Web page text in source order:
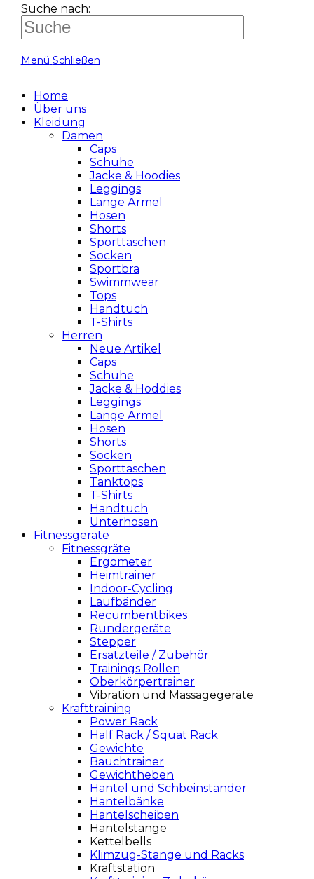
Suche nach:
Menü Schließen
Home
Über uns
Kleidung
Damen
Caps
Schuhe
Jacke & Hoodies
Leggings
Lange Ärmel
Hosen
Shorts
Sporttaschen
Socken
Sportbra
Swimmwear
Tops
Handtuch
T-Shirts
Herren
Neue Artikel
Caps
Schuhe
Jacke & Hoddies
Leggings
Lange Ärmel
Hosen
Shorts
Socken
Sporttaschen
Tanktops
T-Shirts
Handtuch
Unterhosen
Fitnessgeräte
Fitnessgräte
Ergometer
Heimtrainer
Indoor-Cycling
Laufbänder
Recumbentbikes
Rundergeräte
Stepper
Ersatzteile / Zubehör
Trainings Rollen
Oberkörpertrainer
Vibration und Massagegeräte
Krafttraining
Power Rack
Half Rack / Squat Rack
Gewichte
Bauchtrainer
Gewichtheben
Hantel und Schbeinständer
Hantelbänke
Hantelscheiben
Hantelstange
Kettelbells
Klimzug-Stange und Racks
Kraftstation